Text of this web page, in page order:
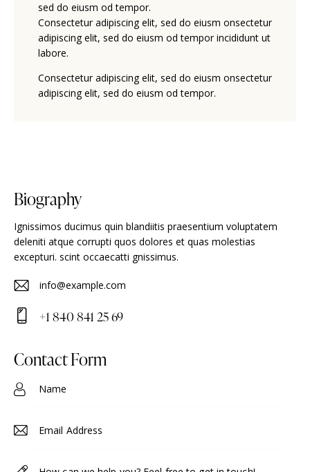
sed do eiusm od tempor.
Consectetur adipiscing elit, sed do eiusm onsectetur
adipiscing elit, sed do eiusm od tempor incididunt ut
labore.
Consectetur adipiscing elit, sed do eiusm onsectetur
adipiscing elit, sed do eiusm od tempor.
Biography
Ignissimos ducimus quin blandiitis praesentium voluptatem
deleniti atque corrupti quos dolores et quas molestias
excepturi. scint occaecatti gnissimus.
E-
m
:
info@example.com
on
+1 840 841 25 69
Contact Form